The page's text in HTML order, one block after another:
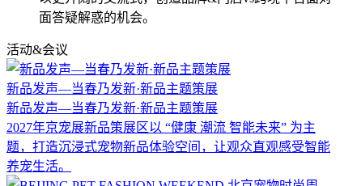
面答疑解惑的机会。
活动&会议
新品发声—当春乃发新·新品主题策展
新品发声—当春乃发新·新品主题策展
2027年京宠展新品策展区以 “健康 潮流 智能未来” 为主
题，打造沉浸式宠物新品体验空间，让观众直观感受智能
养宠生活。